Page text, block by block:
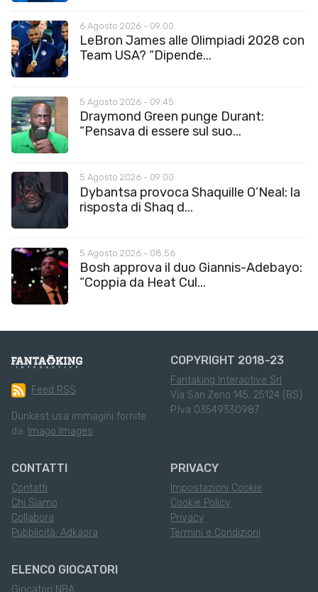
6 Agosto 2026 - 09:00
LeBron James alle Olimpiadi 2028 con
Team USA? “Dipende...
5 Agosto 2026 - 09:45
Draymond Green punge Durant:
“Pensava di essere sul suo...
5 Agosto 2026 - 09:00
Dybantsa provoca Shaquille O’Neal: la
risposta di Shaq d...
5 Agosto 2026 - 08:56
Bosh approva il duo Giannis-Adebayo:
“Coppia da Heat Cul...
Feed RSS
Dunkest usa immagini fornite
da: Imago Images
COPYRIGHT 2018-23
Fantaking Interactive Srl
Via San Zeno 145, 25124 (BS)
P.Iva 03549330987
CONTATTI
Contatti
Chi Siamo
Collabora
Pubblicità: Adkaora
PRIVACY
Impostazioni Cookie
Cookie Policy
Privacy
Termini e Condizioni
ELENCO GIOCATORI